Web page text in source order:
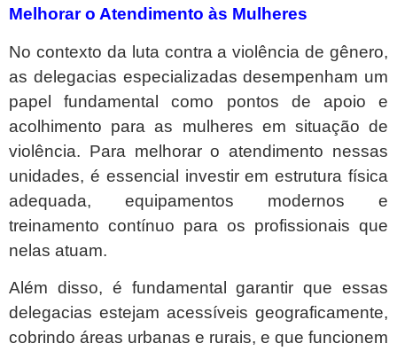
Melhorar o Atendimento às Mulheres
No contexto da luta contra a violência de gênero,
as delegacias especializadas desempenham um
papel fundamental como pontos de apoio e
acolhimento para as mulheres em situação de
violência. Para melhorar o atendimento nessas
unidades, é essencial investir em estrutura física
adequada, equipamentos modernos e
treinamento contínuo para os profissionais que
nelas atuam.
Além disso, é fundamental garantir que essas
delegacias estejam acessíveis geograficamente,
cobrindo áreas urbanas e rurais, e que funcionem